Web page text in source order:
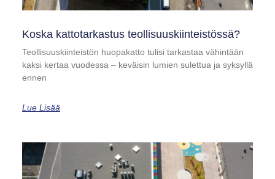
Koska kattotarkastus teollisuuskiinteistössä?
Teollisuuskiinteistön huopakatto tulisi tarkastaa vähintään
kaksi kertaa vuodessa – keväisin lumien sulettua ja syksyllä
ennen
Lue Lisää